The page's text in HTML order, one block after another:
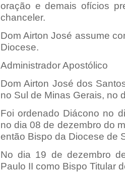
oração e demais ofícios
chanceler.
Dom Airton José assume
Diocese.
Administrador Apostólico
Dom Airton José dos
no Sul de Minas Gerais, no
Foi ordenado Diácono no
no dia 08 de dezembro do
então Bispo da Diocese de
No dia 19 de dezembro
Paulo II como Bispo Titular